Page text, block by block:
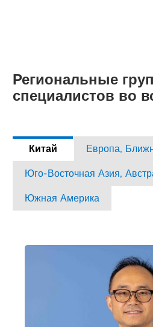
Региональные
специалистов во
Китай Европа,
Юго-Восточная Азия,
Южная Америка